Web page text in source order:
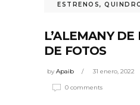
ESTRENOS,
L’ALEMANY
DE FOTOS
byApaib 31 enero, 2022
0 comments